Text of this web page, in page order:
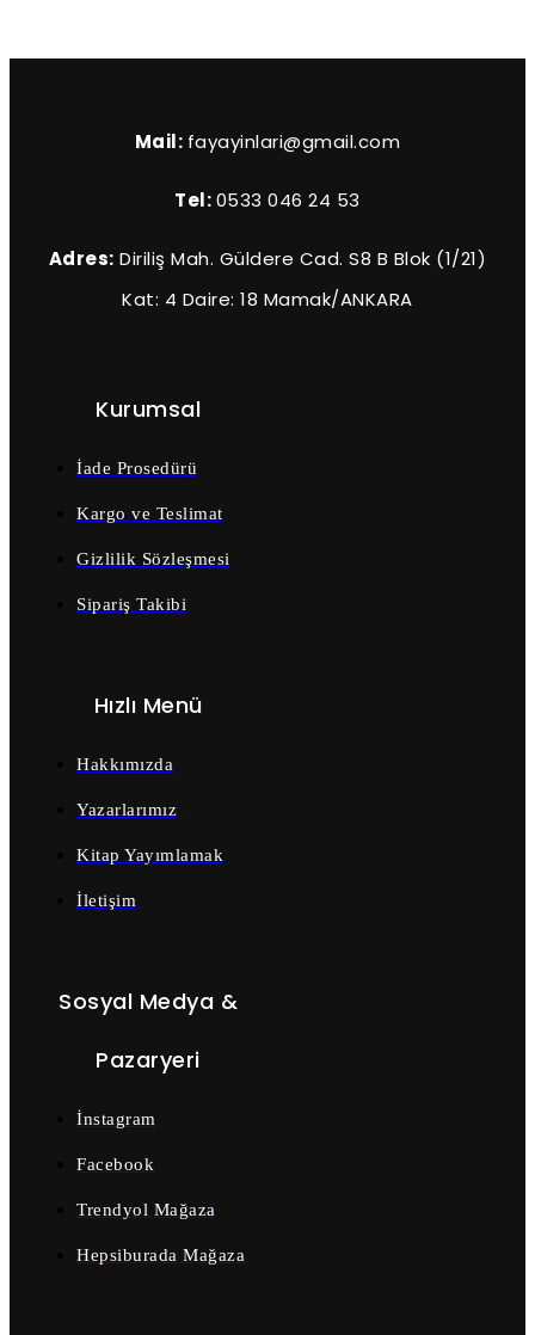
Mail: fayayinlari@gmail.com
Tel:0533 046 24 53
Adres: Diriliş Mah. Güldere Cad. S8 B Blok (1/21)
Kat: 4 Daire: 18 Mamak/ANKARA
Kurumsal
İade Prosedürü
Kargo ve Teslimat
Gizlilik Sözleşmesi
Sipariş Takibi
Hızlı Menü
Hakkımızda
Yazarlarımız
Kitap Yayımlamak
İletişim
Sosyal Medya &
Pazaryeri
İnstagram
Facebook
Trendyol Mağaza
Hepsiburada Mağaza